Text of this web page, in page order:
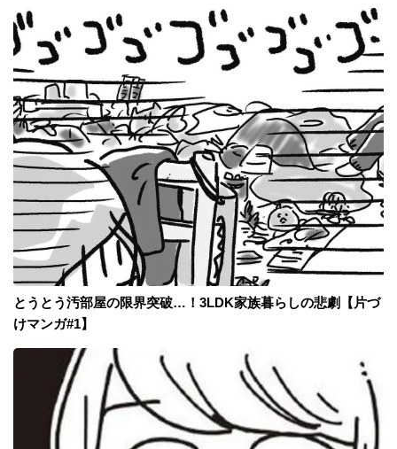
とうとう汚部屋の限界突破…！3LDK家族暮らしの悲劇【片づ
けマンガ#1】